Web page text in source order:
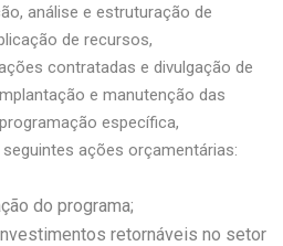
análise e estruturação de
de recursos,
contratadas e divulgação de
e manutenção das
específica,
ações orçamentárias:
do programa;
retornáveis no setor